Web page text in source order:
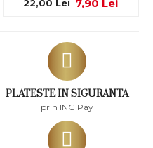
PLATESTE IN SIGURANTA
prin ING Pay
7,90 Lei
22,00 Lei